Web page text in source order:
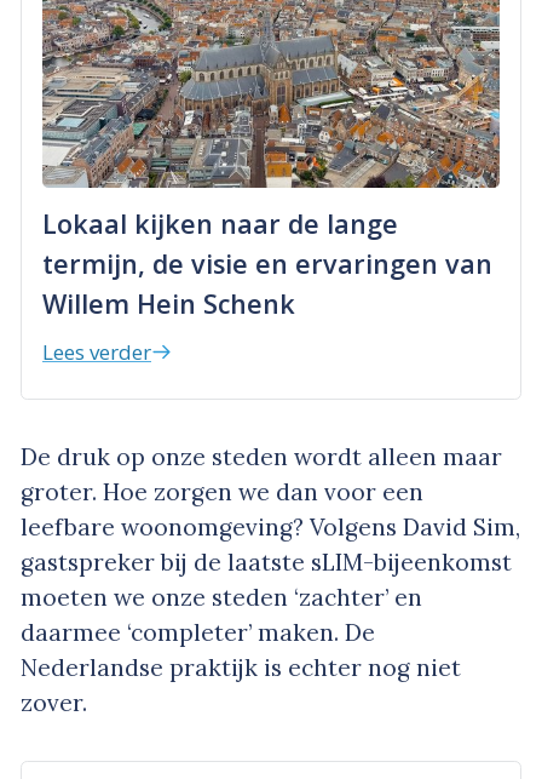
Lokaal kijken naar de lange
termijn, de visie en ervaringen van
Willem Hein Schenk
Lees verder
De druk op onze steden wordt alleen maar
groter. Hoe zorgen we dan voor een
leefbare woonomgeving? Volgens David Sim,
gastspreker bij de laatste sLIM-bijeenkomst
moeten we onze steden ‘zachter’ en
daarmee ‘completer’ maken. De
Nederlandse praktijk is echter nog niet
zover.